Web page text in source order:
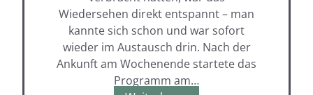
Wiedersehen direkt entspannt – man
kannte sich schon und war sofort
wieder im Austausch drin. Nach der
Ankunft am Wochenende startete das
Programm am…